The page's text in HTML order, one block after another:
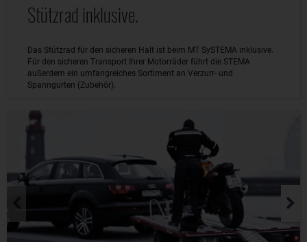
Stützrad inklusive.
Das Stützrad für den sicheren Halt ist beim MT SySTEMA inklusive.
Für den sicheren Transport Ihrer Motorräder führt die STEMA
außerdem ein umfangreiches Sortiment an Verzurr- und
Spanngurten (Zubehör).